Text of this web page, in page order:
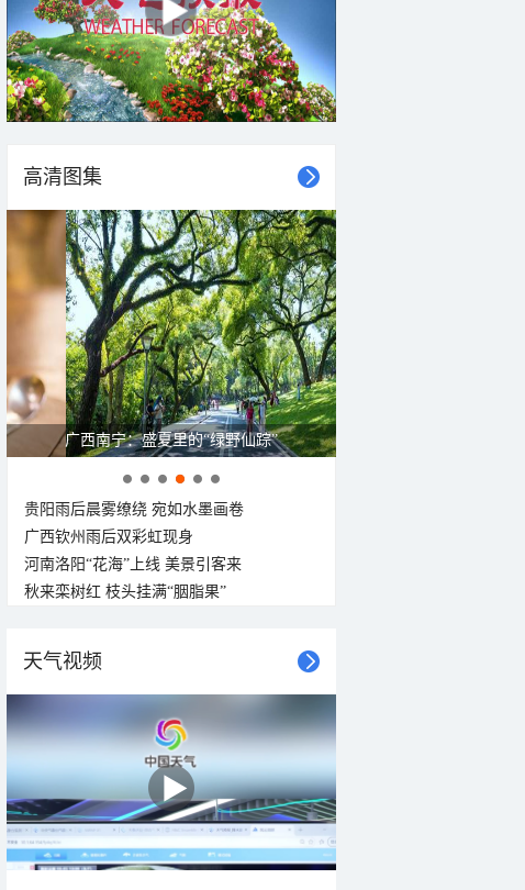
高清图集
广西南宁：盛夏里的“绿野仙踪”
贵阳雨后晨雾缭绕 宛如水墨画卷
广西钦州雨后双彩虹现身
河南洛阳“花海”上线 美景引客来
秋来栾树红 枝头挂满“胭脂果”
天气视频